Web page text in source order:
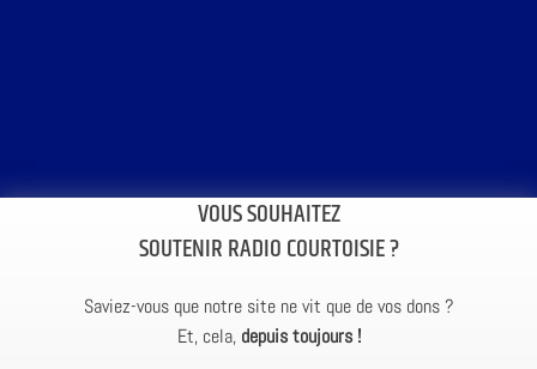
VOUS SOUHAITEZ
SOUTENIR RADIO COURTOISIE ?
Saviez-vous que notre site ne vit que de vos dons ?
Et, cela, depuis toujours !